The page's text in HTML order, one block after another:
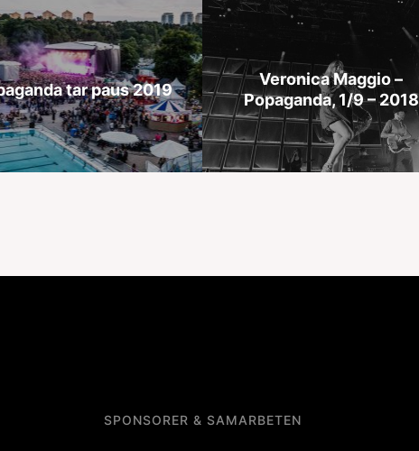
tar paus 2019
Veronica Maggio –
Popaganda, 1/9 – 2018
SPONSORER & SAMARBETEN